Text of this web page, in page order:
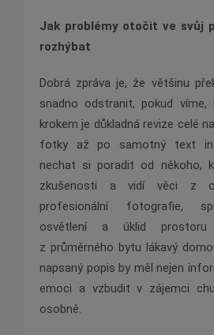
Jak problémy otočit ve svůj
rozhýbat
Dobrá zpráva je, že většinu
snadno odstranit, pokud víme,
krokem je důkladná revize celé
fotky až po samotný text
nechat si poradit od někoho,
zkušenosti a vidí věci z
profesionální fotografie,
osvětlení a úklid prostoru
z průměrného bytu lákavý
napsaný popis by měl nejen
emoci a vzbudit v zájemci
osobně.